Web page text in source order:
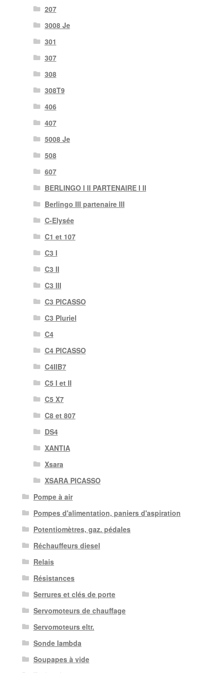
207
3008 Je
301
307
308
308T9
406
407
5008 Je
508
607
BERLINGO I II PARTENAIRE I II
Berlingo III partenaire III
C-Elysée
C1 et 107
C3 I
C3 II
C3 III
C3 PICASSO
C3 Pluriel
C4
C4 PICASSO
C4IIB7
C5 I et II
C5 X7
C8 et 807
DS4
XANTIA
Xsara
XSARA PICASSO
Pompe à air
Pompes d'alimentation, paniers d'aspiration
Potentiomètres, gaz. pédales
Réchauffeurs diesel
Relais
Résistances
Serrures et clés de porte
Servomoteurs de chauffage
Servomoteurs eltr.
Sonde lambda
Soupapes à vide